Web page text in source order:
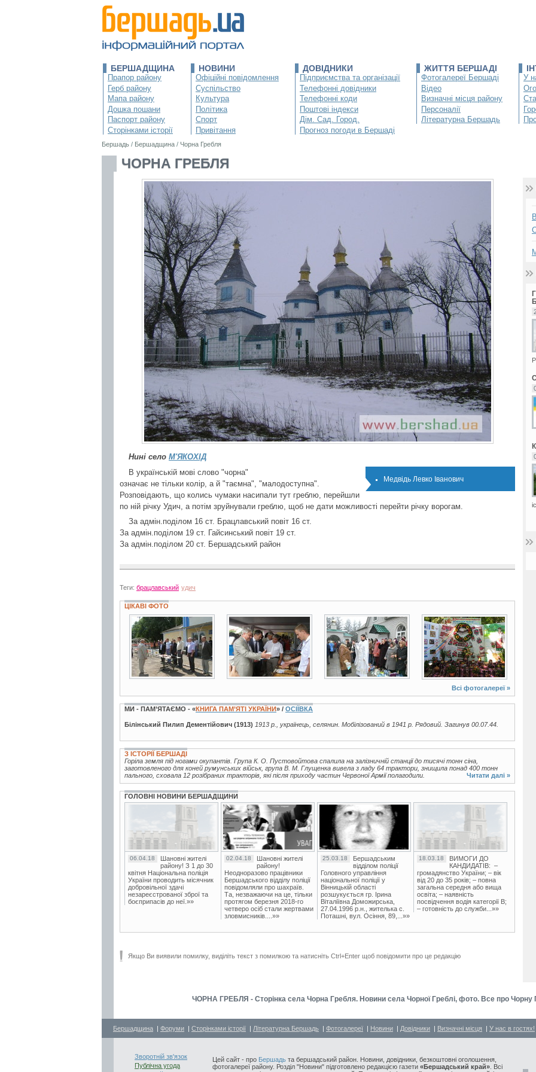
БЕРШАДЩИНА
Прапор району
Герб району
Мапа району
Дошка пошани
Паспорт району
Сторінками історії
НОВИНИ
Офіційні повідомлення
Суспільство
Культура
Політика
Спорт
Привітання
ДОВІДНИКИ
Підприємства та організації
Телефонні довідники
Телефонні коди
Поштові індекси
Дім. Сад. Город.
Прогноз погоди в Бершаді
ЖИТТЯ БЕРШАДІ
Фотогалереї Бершаді
Відео
Визначні місця району
Персоналії
Літературна Бершадь
У
Бершадь / Бершадщина / Чорна Гребля
ЧОРНА ГРЕБЛЯ
Нині село М'ЯКОХІД
Медвідь Левко Іванович
В українській мові слово "чорна"
означає не тільки колір, а й "таємна", "малодоступна".
Розповідають, що колись чумаки насипали тут греблю, перейшли
по ній річку Удич, а потім зруйнували греблю, щоб не дати можливості перейти річку ворогам.
За адмін.поділом 16 ст. Брацлавський повіт 16 ст.
За адмін.поділом 19 ст. Гайсинський повіт 19 ст.
За адмін.поділом 20 ст. Бершадський район
Теги: брацлавський удич
ЦІКАВІ ФОТО
3 фото 6 фото 3 фото 15 фото
Всі фотогалереї »
МИ - ПАМ’ЯТАЄМО - «КНИГА ПАМ’ЯТІ УКРАЇНИ» / ОСІЇВКА
Білінський Пилип Дементійович (1913) 1913 р., українець, селянин. Мобілізований в 1941 р. Рядовий. Загинув 00.07.44.
З ІСТОРІЇ БЕРШАДІ
Горіла земля під ногами окупантів. Група К. О. Пустовойтова спалила на залізничній станції до тисячі тонн сіна,
заготовленого для коней румунських військ, група В. М. Глущенка вивела з ладу 64 трактори, знищила понад 400 тонн
пального, сховала 12 розібраних тракторів, які після приходу частин Червоної Армії полагодили.
Читати далі »
ГОЛОВНІ НОВИНИ БЕРШАДЩИНИ
06.04.18
Шановні жителі
району! З 1 до 30
квітня Національна поліція
України проводить місячник
добровільної здачі
незареєстрованої зброї та
боєприпасів до неї.»»
02.04.18
Шановні жителі
району!
Неодноразово працівники
Бершадського відділу поліції
повідомляли про шахраїв.
Та, незважаючи на це, тільки
протягом березня 2018-го
четверо осіб стали жертвами
зловмисників....»»
25.03.18
Бершадським
відділом поліції
Головного управління
національної поліції у
Вінницькій області
розшукується гр. Ірина
Віталіївна Доможирська,
27.04.1996 р.н., жителька с.
Поташні, вул. Осіння, 89,...»»
18.03.18
ВИМОГИ ДО
КАНДИДАТІВ: –
громадянство України; – вік
від 20 до 35 років; – повна
загальна середня або вища
освіта; – наявність
посвідчення водія категорії В;
– готовність до служби...»»
Якщо Ви виявили помилку, виділіть текст з помилкою та натисніть Ctrl+Enter щоб повідомити про це редакцію
ЧОРНА ГРЕБЛЯ - Сторінка села Чорна Гребля. Новини села Чорної Греблі, фото. Все про Чорну
Бершадщина | Форуми | Сторінками історії | Літературна Бершадь | Фотогалереї | Новини | Довідники | Визначні місця | У нас в гостях!
Зворотній зв'язок
Публічна угода
Цей сайт - про Бершадь та бершадський район. Новини, довідники, безкоштовні оголошення,
фотогалереї району. Розділ "Новини" підготовлено редакцією газети «Бершадський край» . Всі